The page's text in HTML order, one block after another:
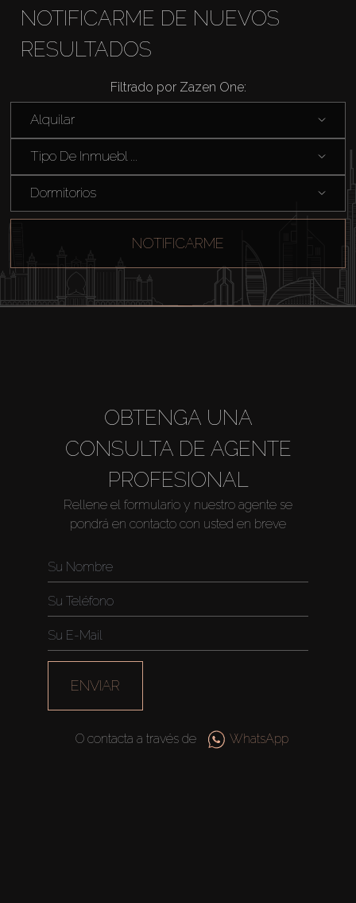
Comprar
Alquilar
Agentes
NOTIFICARME DE NUEVOS
RESULTADOS
Filtrado por Zazen One:
Alquilar
Tipo De Inmuebl ...
Dormitorios
NOTIFICARME
OBTENGA UNA
CONSULTA DE AGENTE
PROFESIONAL
Rellene el formulario y nuestro agente se
pondrá en contacto con usted en breve
ENVIAR
O contacta a través de WhatsApp